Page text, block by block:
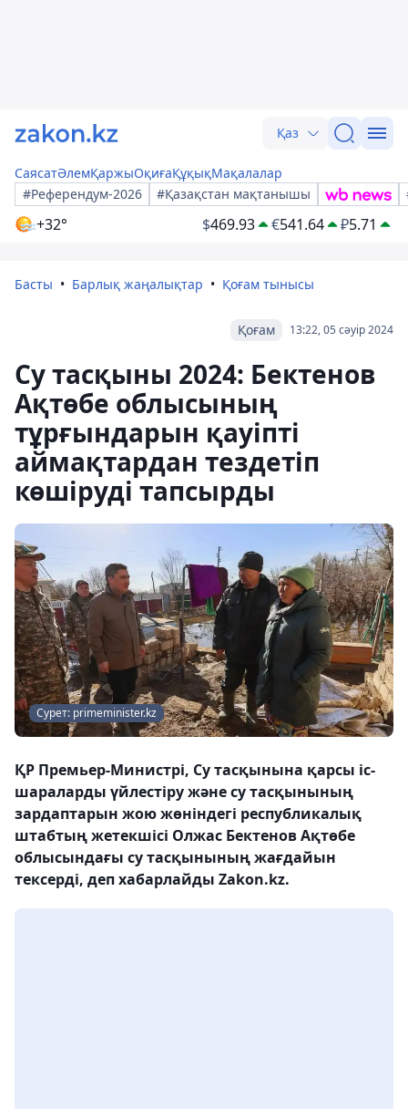
Қаз
СаясатӘлемҚаржыОқиғаҚұқықМақалалар
#Референдум-2026
#Қазақстан мақтанышы
+32° $469.93 €541.64 ₽5.71
Басты Барлық жаңалықтар Қоғам тынысы
13:22, 05 сәуір 2024
Қоғам
Су тасқыны 2024: Бектенов
Ақтөбе облысының
тұрғындарын қауіпті
аймақтардан тездетіп
көшіруді тапсырды
Сурет: primeminister.kz
ҚР Премьер-Министрі, Су тасқынына қарсы іс-
шараларды үйлестіру және су тасқынының
зардаптарын жою жөніндегі республикалық
штабтың жетекшісі Олжас Бектенов Ақтөбе
облысындағы су тасқынының жағдайын
тексерді, деп хабарлайды Zakon.kz.